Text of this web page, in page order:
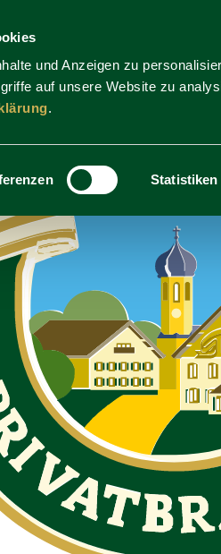
und Anzeigen zu
auf unsere Website zu
.
Statistiken